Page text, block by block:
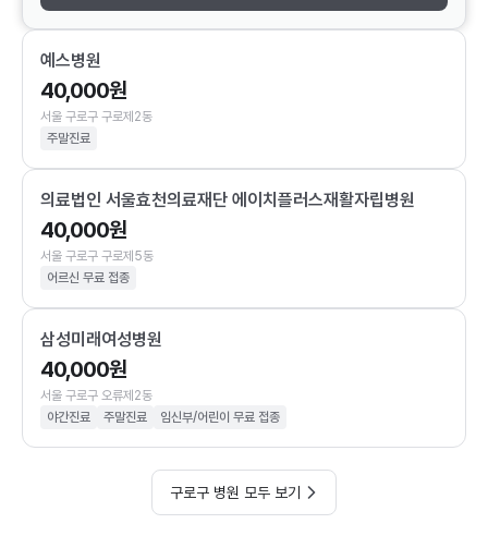
예스병원
40,000원
서울 구로구 구로제2동
주말진료
의료법인 서울효천의료재단 에이치플러스재활자립병원
40,000원
서울 구로구 구로제5동
어르신 무료 접종
삼성미래여성병원
40,000원
서울 구로구 오류제2동
야간진료
주말진료 임신부/어린이 무료 접종
구로구 병원 모두 보기